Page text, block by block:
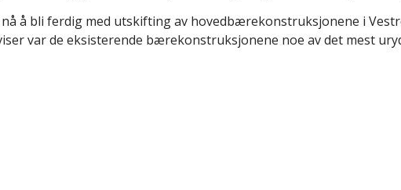
å bli ferdig med utskifting av hovedbærekonstruksjonene i
var de eksisterende bærekonstruksjonene noe av det mest